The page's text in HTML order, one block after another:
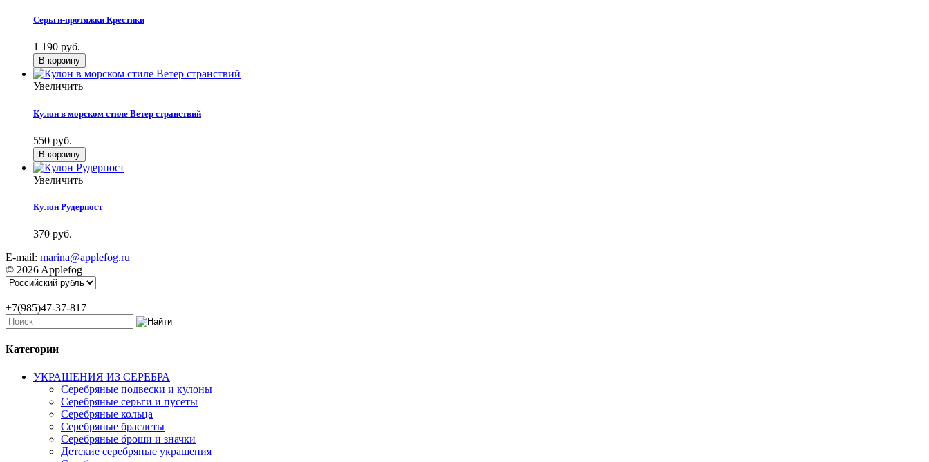
Серьги-протяжки Крестики
1 190 руб.
Увеличить
Кулон в морском стиле Ветер странствий
550 руб.
Увеличить
Кулон Рудерпост
370 руб.
E-mail: marina@applefog.ru
© 2026 Applefog
+7(985)47-37-817
Категории
УКРАШЕНИЯ ИЗ СЕРЕБРА
Серебряные подвески и кулоны
Серебряные серьги и пусеты
Серебряные кольца
Серебряные браслеты
Серебряные броши и значки
Детские серебряные украшения